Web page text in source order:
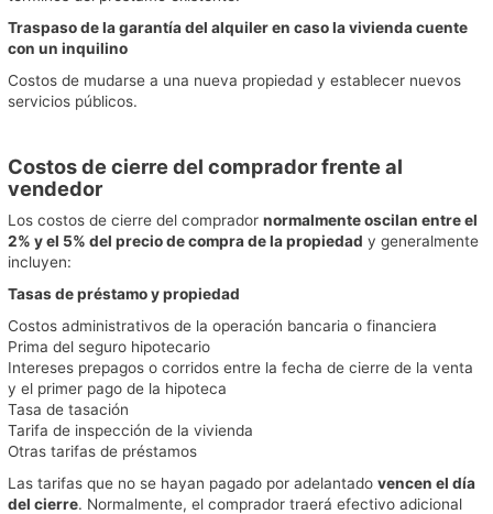
Traspaso de la garantía del alquiler en caso la vivienda cuente
con un inquilino
Costos de mudarse a una nueva propiedad y establecer nuevos
servicios públicos.
Costos de cierre del comprador frente al
vendedor
Los costos de cierre del compradornormalmente oscilan entre el
2% y el 5% del precio de compra de la propiedad y generalmente
incluyen:
Tasas de préstamo y propiedad
Costos administrativos de la operación bancaria o financiera
Prima del seguro hipotecario
Intereses prepagos o corridos entre la fecha de cierre de la venta
y el primer pago de la hipoteca
Tasa de tasación
Tarifa de inspección de la vivienda
Otras tarifas de préstamos
Las tarifas que no se hayan pagado por adelantadovencen el día
del cierre. Normalmente, el comprador traerá efectivo adicional